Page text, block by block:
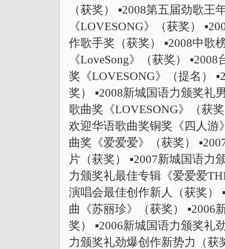
（获奖） ▪2008第五届劲歌
《LOVESONG》（获奖）
作歌手奖（获奖） ▪2008中歌
《LoveSong》（获奖）
奖《LOVESONG》（提名）
奖） ▪2008新城国语力颁奖礼
歌曲奖《LOVESONG》（获
欢迎华语歌曲奖铜奖《四人游
曲奖《爱爱爱》（获奖）
片（获奖） ▪2007新城国语力
力颁奖礼最佳专辑《爱爱爱
演唱会最佳创作新人（获奖）
曲《苏丽珍》（获奖） ▪2006
奖） ▪2006新城国语力颁奖礼
力颁奖礼劲爆创作新势力（获